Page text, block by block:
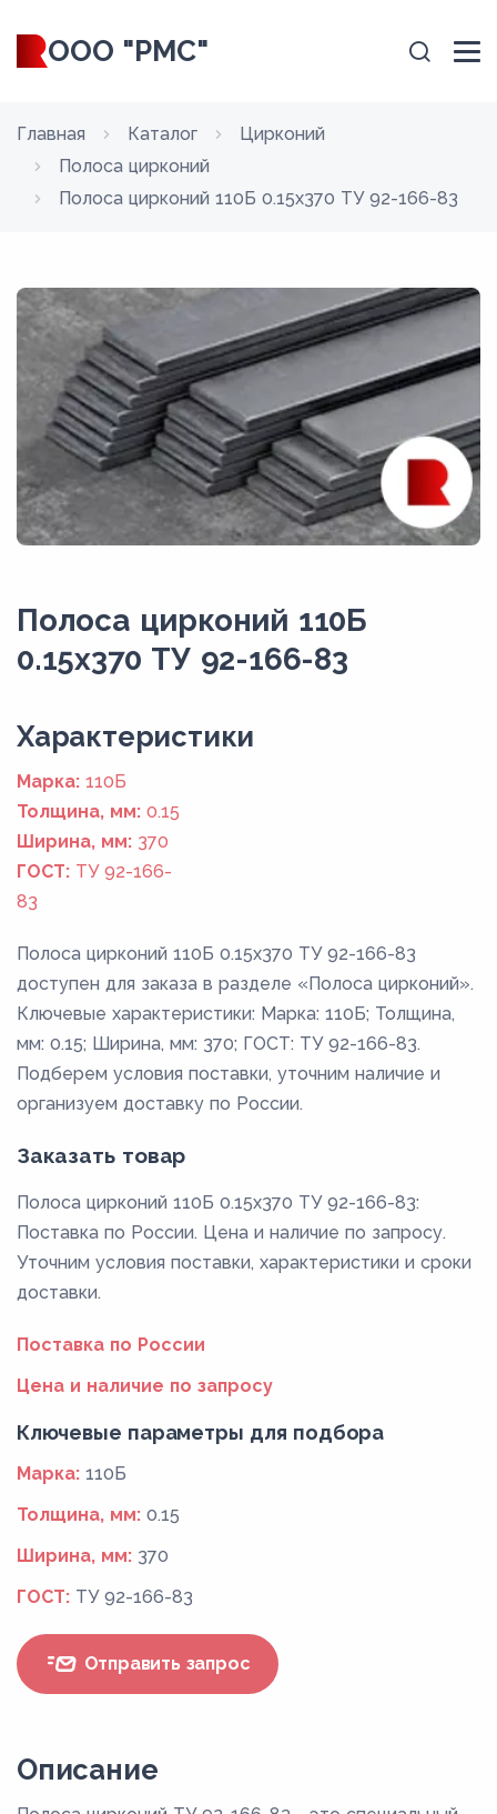
ООО "РМС"
Главная Каталог
Цирконий
Полоса цирконий
Полоса цирконий 110Б 0.15x370 ТУ 92-166-83
Полоса цирконий 110Б
0.15x370 ТУ 92-166-83
Xарактеристики
Марка: 110Б
Толщина, мм: 0.15
Ширина, мм: 370
ГОСТ: ТУ 92-166-
83
Полоса цирконий 110Б 0.15x370 ТУ 92-166-83
доступен для заказа в разделе «Полоса цирконий».
Ключевые характеристики: Марка: 110Б; Толщина,
мм: 0.15; Ширина, мм: 370; ГОСТ: ТУ 92-166-83.
Подберем условия поставки, уточним наличие и
организуем доставку по России.
Заказать товар
Полоса цирконий 110Б 0.15x370 ТУ 92-166-83:
Поставка по России. Цена и наличие по запросу.
Уточним условия поставки, характеристики и сроки
доставки.
Поставка по России
Цена и наличие по запросу
Ключевые параметры для подбора
Марка: 110Б
Толщина, мм: 0.15
Ширина, мм: 370
ГОСТ: ТУ 92-166-83
Отправить запрос
Описание